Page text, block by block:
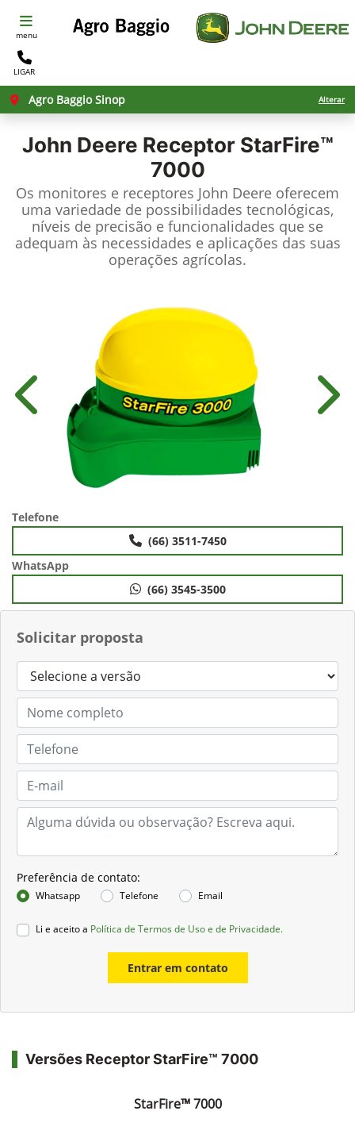
menu
LIGAR
Agro Baggio Sinop Alterar
John Deere Receptor StarFire™
7000
Os monitores e receptores John Deere oferecem
uma variedade de possibilidades tecnológicas,
níveis de precisão e funcionalidades que se
adequam às necessidades e aplicações das suas
operações agrícolas.
Solicitar proposta
Preferência de contato:
Whatsapp Telefone Email
Li e aceito a Política de Termos de Uso e de Privacidade.
Entrar em contato
Anterior
Telefone
(66) 3511-7450
WhatsApp
(66) 3545-3500
Versões Receptor StarFire™ 7000
StarFire™ 7000